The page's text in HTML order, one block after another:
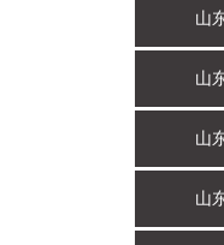
山
山
山
山